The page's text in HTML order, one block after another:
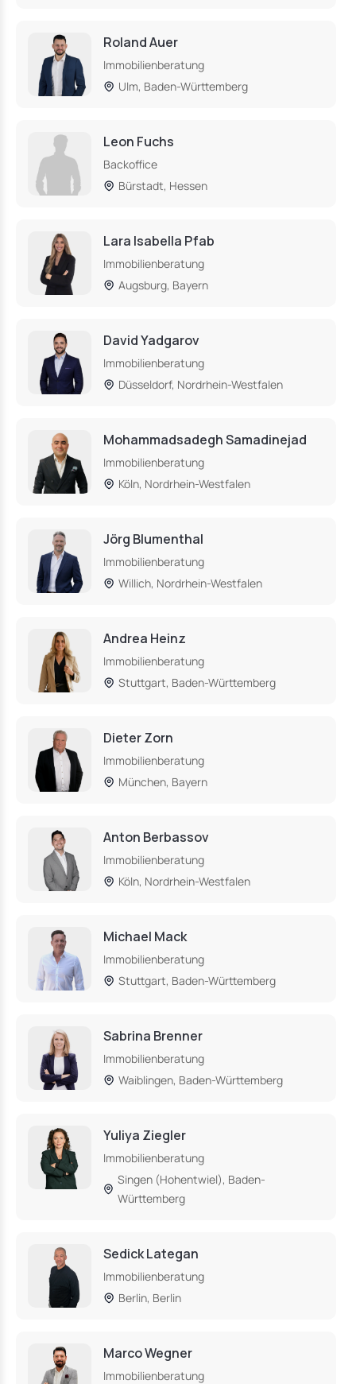
Roland Auer
Immobilienberatung
Ulm, Baden-Württemberg
Leon Fuchs
Backoffice
Bürstadt, Hessen
Lara Isabella Pfab
Immobilienberatung
Augsburg, Bayern
David Yadgarov
Immobilienberatung
Düsseldorf, Nordrhein-Westfalen
Mohammadsadegh Samadinejad
Immobilienberatung
Köln, Nordrhein-Westfalen
Jörg Blumenthal
Immobilienberatung
Willich, Nordrhein-Westfalen
Andrea Heinz
Immobilienberatung
Stuttgart, Baden-Württemberg
Dieter Zorn
Immobilienberatung
München, Bayern
Anton Berbassov
Immobilienberatung
Köln, Nordrhein-Westfalen
Michael Mack
Immobilienberatung
Stuttgart, Baden-Württemberg
Sabrina Brenner
Immobilienberatung
Waiblingen, Baden-Württemberg
Yuliya Ziegler
Immobilienberatung
Singen (Hohentwiel), Baden-
Württemberg
Sedick Lategan
Immobilienberatung
Berlin, Berlin
Marco Wegner
Immobilienberatung